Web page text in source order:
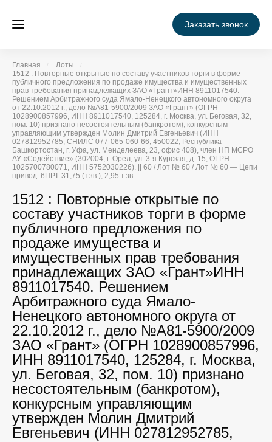
Заказать звонок
Главная
Лоты
1512 : Повторные открытые по составу участников торги в форме
публичного предложения по продаже имущества и имущественных
прав требования принадлежащих ЗАО «Грант»ИНН 8911017540.
Решением Арбитражного суда Ямало-Ненецкого автономного округа
от 22.10.2012 г., дело №А81-5900/2009 ЗАО «Грант» (ОГРН
1028900857996, ИНН 8911017540, 125284, г. Москва, ул. Беговая, 32,
пом. 10) признано несостоятельным (банкротом), конкурсным
управляющим утвержден Молин Дмитрий Евгеньевич (ИНН
027812952785, СНИЛС 077-065-060-66, 450022, Республика
Башкортостан, г. Уфа, ул. Менделеева, 23, офис 408), член НП МСРО
АУ «Содействие» (302004, г. Орел, ул. 3-я Курская, д. 15, ОГРН
1025700780071, ИНН 5752030226). || 60 / Лот № 60 / Лот № 60 — Цепи
привод. 6ПРТ-31,75 (т.зв.), 2,95 т.зв.
1512 : Повторные открытые по
составу участников торги в форме
публичного предложения по
продаже имущества и
имущественных прав требования
принадлежащих ЗАО «Грант»ИНН
8911017540. Решением
Арбитражного суда Ямало-
Ненецкого автономного округа от
22.10.2012 г., дело №А81-5900/2009
ЗАО «Грант» (ОГРН 1028900857996,
ИНН 8911017540, 125284, г. Москва,
ул. Беговая, 32, пом. 10) признано
несостоятельным (банкротом),
конкурсным управляющим
утвержден Молин Дмитрий
Евгеньевич (ИНН 027812952785,